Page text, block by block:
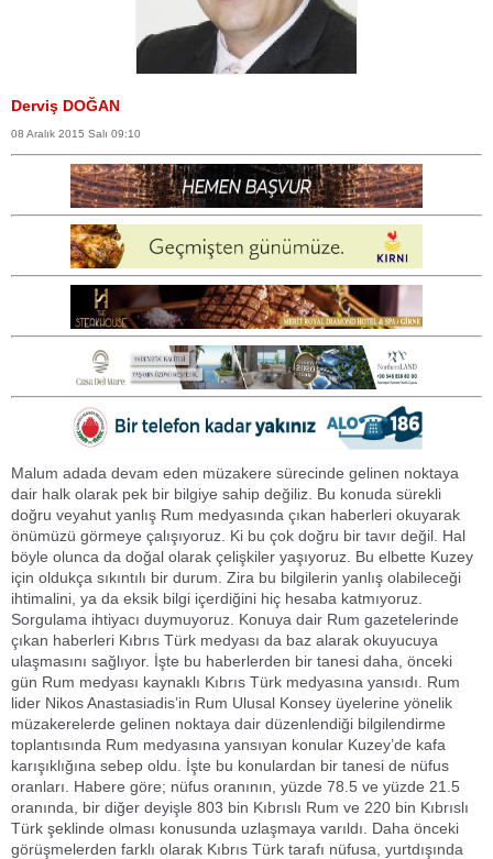
Derviş DOĞAN
08 Aralık 2015 Salı 09:10
Malum adada devam eden müzakere sürecinde gelinen noktaya
dair halk olarak pek bir bilgiye sahip değiliz. Bu konuda sürekli
doğru veyahut yanlış Rum medyasında çıkan haberleri okuyarak
önümüzü görmeye çalışıyoruz. Ki bu çok doğru bir tavır değil. Hal
böyle olunca da doğal olarak çelişkiler yaşıyoruz. Bu elbette Kuzey
için oldukça sıkıntılı bir durum. Zira bu bilgilerin yanlış olabileceği
ihtimalini, ya da eksik bilgi içerdiğini hiç hesaba katmıyoruz.
Sorgulama ihtiyacı duymuyoruz. Konuya dair Rum gazetelerinde
çıkan haberleri Kıbrıs Türk medyası da baz alarak okuyucuya
ulaşmasını sağlıyor. İşte bu haberlerden bir tanesi daha, önceki
gün Rum medyası kaynaklı Kıbrıs Türk medyasına yansıdı. Rum
lider Nikos Anastasiadis’in Rum Ulusal Konsey üyelerine yönelik
müzakerelerde gelinen noktaya dair düzenlendiği bilgilendirme
toplantısında Rum medyasına yansıyan konular Kuzey’de kafa
karışıklığına sebep oldu. İşte bu konulardan bir tanesi de nüfus
oranları. Habere göre; nüfus oranının, yüzde 78.5 ve yüzde 21.5
oranında, bir diğer deyişle 803 bin Kıbrıslı Rum ve 220 bin Kıbrıslı
Türk şeklinde olması konusunda uzlaşmaya varıldı. Daha önceki
görüşmelerden farklı olarak Kıbrıs Türk tarafı nüfusa, yurtdışında